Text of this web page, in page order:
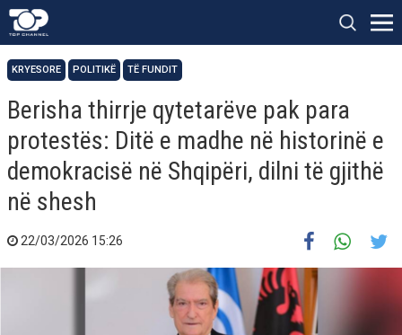
KRYESORE POLITIKË TË FUNDIT
Berisha thirrje qytetarëve pak para
protestës: Ditë e madhe në historinë e
demokracisë në Shqipëri, dilni të gjithë
në shesh
22/03/2026 15:26